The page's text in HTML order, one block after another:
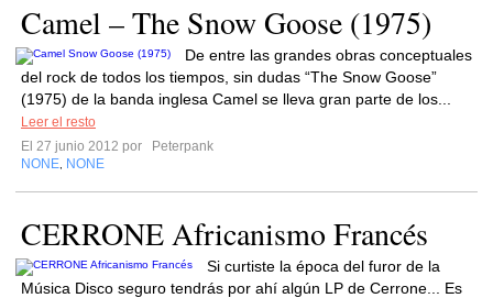
Camel – The Snow Goose (1975)
De entre las grandes obras conceptuales
del rock de todos los tiempos, sin dudas “The Snow Goose”
(1975) de la banda inglesa Camel se lleva gran parte de los...
Leer el resto
El 27 junio 2012 por
Peterpank
NONE NONE
CERRONE Africanismo Francés
Si curtiste la época del furor de la
Música Disco seguro tendrás por ahí algún LP de Cerrone... Es